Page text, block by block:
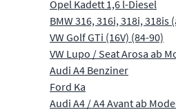
Opel Kadett 1,6 l-Diesel
BMW 316, 316i, 318i, 318is
VW Golf GTi (16V) (84-90)
VW Lupo / Seat Arosa ab
Audi A4 Benziner
Ford Ka
Audi A4 / A4 Avant ab